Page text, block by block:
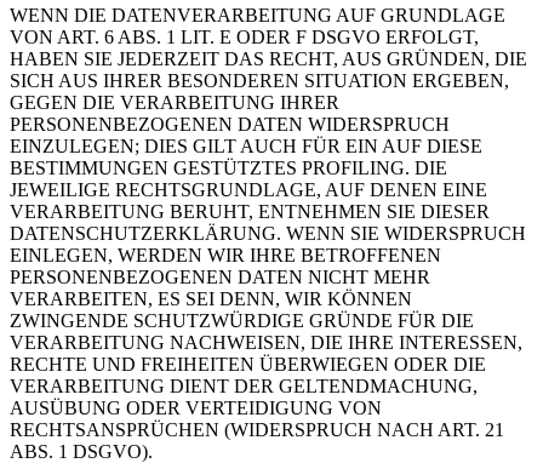
WENN DIE DATENVERARBEITUNG AUF GRUNDLAGE
VON ART. 6 ABS. 1 LIT. E ODER F DSGVO ERFOLGT,
HABEN SIE JEDERZEIT DAS RECHT, AUS GRÜNDEN, DIE
SICH AUS IHRER BESONDEREN SITUATION ERGEBEN,
GEGEN DIE VERARBEITUNG IHRER
PERSONENBEZOGENEN DATEN WIDERSPRUCH
EINZULEGEN; DIES GILT AUCH FÜR EIN AUF DIESE
BESTIMMUNGEN GESTÜTZTES PROFILING. DIE
JEWEILIGE RECHTSGRUNDLAGE, AUF DENEN EINE
VERARBEITUNG BERUHT, ENTNEHMEN SIE DIESER
DATENSCHUTZERKLÄRUNG. WENN SIE WIDERSPRUCH
EINLEGEN, WERDEN WIR IHRE BETROFFENEN
PERSONENBEZOGENEN DATEN NICHT MEHR
VERARBEITEN, ES SEI DENN, WIR KÖNNEN
ZWINGENDE SCHUTZWÜRDIGE GRÜNDE FÜR DIE
VERARBEITUNG NACHWEISEN, DIE IHRE INTERESSEN,
RECHTE UND FREIHEITEN ÜBERWIEGEN ODER DIE
VERARBEITUNG DIENT DER GELTENDMACHUNG,
AUSÜBUNG ODER VERTEIDIGUNG VON
RECHTSANSPRÜCHEN (WIDERSPRUCH NACH ART. 21
ABS. 1 DSGVO).